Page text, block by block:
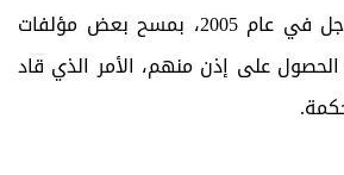
حيث قامت شركة جوجل في عام 2005، بمسح بعض مؤلفات
على إذن منهم، الأمر الذي قاد